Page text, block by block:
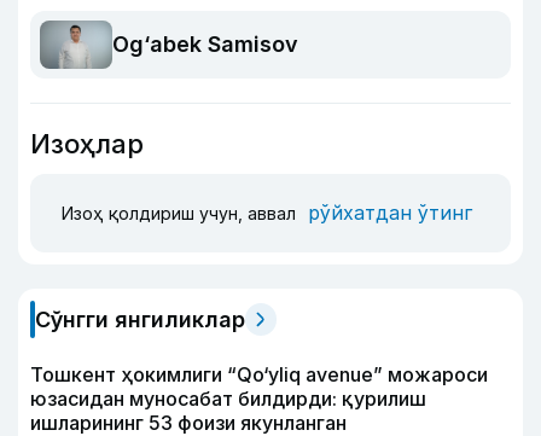
Og‘abek Samisov
Изоҳлар
Изоҳ қолдириш учун, аввал рўйхатдан ўтинг
Сўнгги янгиликлар
Тошкент ҳокимлиги “Qo‘yliq avenue” можароси
юзасидан муносабат билдирди: қурилиш
ишларининг 53 фоизи якунланган